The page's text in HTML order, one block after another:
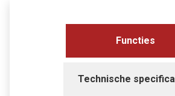
Functies
Technische